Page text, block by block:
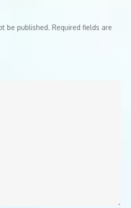
be published. Required fields are